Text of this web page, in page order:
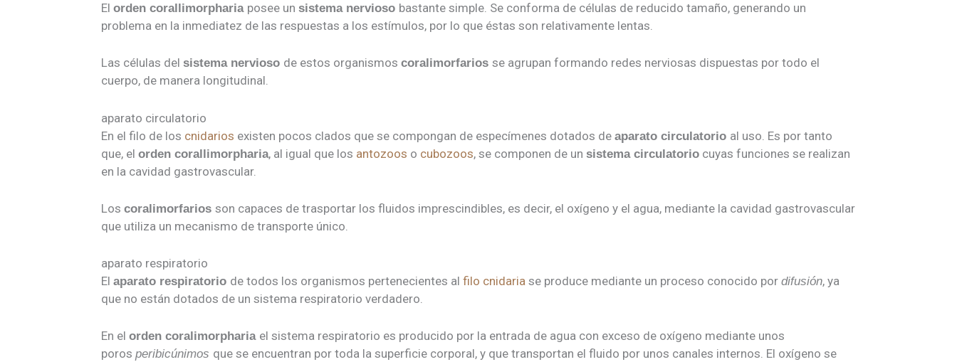
El orden corallimorpharia posee un sistema nervioso bastante simple. Se conforma de células de reducido tamaño, generando un
problema en la inmediatez de las respuestas a los estímulos, por lo que éstas son relativamente lentas.
Las células del sistema nervioso de estos organismos coralimorfarios se agrupan formando redes nerviosas dispuestas por todo el
cuerpo, de manera longitudinal.
aparato circulatorio
En el filo de los cnidarios existen pocos clados que se compongan de especímenes dotados de aparato circulatorio al uso. Es por tanto
que, el orden corallimorpharia, al igual que los antozoos o cubozoos, se componen de un sistema circulatorio cuyas funciones se realizan
en la cavidad gastrovascular.
Los coralimorfarios son capaces de trasportar los fluidos imprescindibles, es decir, el oxígeno y el agua, mediante la cavidad gastrovascular
que utiliza un mecanismo de transporte único.
aparato respiratorio
El aparato respiratorio de todos los organismos pertenecientes al filo cnidaria se produce mediante un proceso conocido por difusión, ya
que no están dotados de un sistema respiratorio verdadero.
En el orden coralimorpharia el sistema respiratorio es producido por la entrada de agua con exceso de oxígeno mediante unos
poros peribicúnimos que se encuentran por toda la superficie corporal, y que transportan el fluido por unos canales internos. El oxígeno se